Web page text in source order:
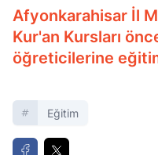
Afyonkarahisar İl
Kur'an Kursları
öğreticilerine
Eğitim